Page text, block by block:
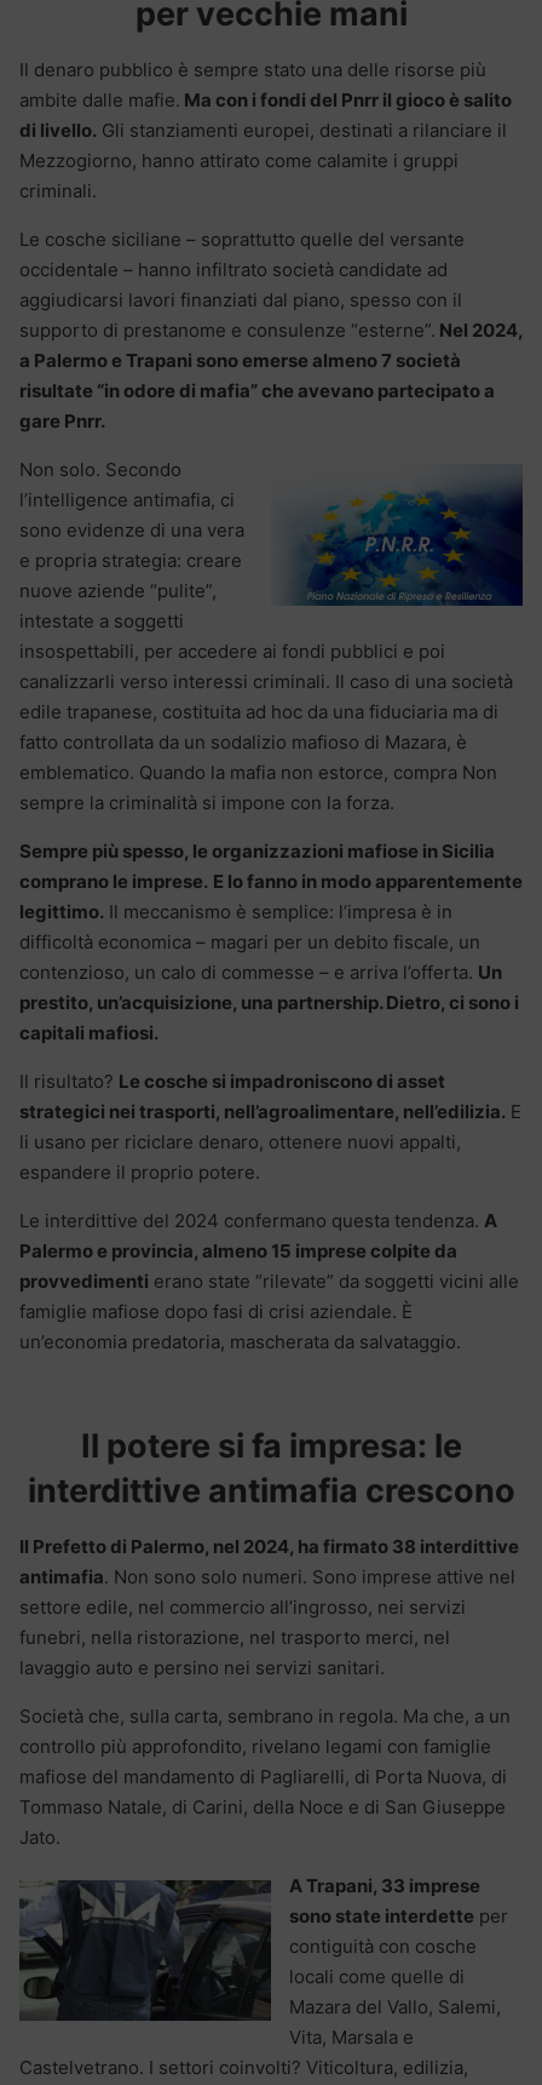
per vecchie mani
Il denaro pubblico è sempre stato una delle risorse più
ambite dalle mafie. Ma con i fondi del Pnrr il gioco è salito
di livello. Gli stanziamenti europei, destinati a rilanciare il
Mezzogiorno, hanno attirato come calamite i gruppi
criminali.
Le cosche siciliane – soprattutto quelle del versante
occidentale – hanno infiltrato società candidate ad
aggiudicarsi lavori finanziati dal piano, spesso con il
supporto di prestanome e consulenze “esterne”. Nel 2024,
a Palermo e Trapani sono emerse almeno 7 società
risultate “in odore di mafia” che avevano partecipato a
gare Pnrr.
Non solo. Secondo
l’intelligence antimafia, ci
sono evidenze di una vera
e propria strategia: creare
nuove aziende “pulite”,
intestate a soggetti
insospettabili, per accedere ai fondi pubblici e poi
canalizzarli verso interessi criminali. Il caso di una società
edile trapanese, costituita ad hoc da una fiduciaria ma di
fatto controllata da un sodalizio mafioso di Mazara, è
emblematico. Quando la mafia non estorce, compra Non
sempre la criminalità si impone con la forza.
Sempre più spesso, le organizzazioni mafiose in Sicilia
comprano le imprese. E lo fanno in modo apparentemente
legittimo. Il meccanismo è semplice: l’impresa è in
difficoltà economica – magari per un debito fiscale, un
contenzioso, un calo di commesse – e arriva l’offerta. Un
prestito, un’acquisizione, una partnership. Dietro, ci sono i
capitali mafiosi.
Il risultato? Le cosche si impadroniscono di asset
strategici nei trasporti, nell’agroalimentare, nell’edilizia. E
li usano per riciclare denaro, ottenere nuovi appalti,
espandere il proprio potere.
Le interdittive del 2024 confermano questa tendenza. A
Palermo e provincia, almeno 15 imprese colpite da
provvedimenti erano state “rilevate” da soggetti vicini alle
famiglie mafiose dopo fasi di crisi aziendale. È
un’economia predatoria, mascherata da salvataggio.
Il potere si fa impresa: le
interdittive antimafia crescono
Il Prefetto di Palermo, nel 2024, ha firmato 38 interdittive
antimafia. Non sono solo numeri. Sono imprese attive nel
settore edile, nel commercio all’ingrosso, nei servizi
funebri, nella ristorazione, nel trasporto merci, nel
lavaggio auto e persino nei servizi sanitari.
Società che, sulla carta, sembrano in regola. Ma che, a un
controllo più approfondito, rivelano legami con famiglie
mafiose del mandamento di Pagliarelli, di Porta Nuova, di
Tommaso Natale, di Carini, della Noce e di San Giuseppe
Jato.
A Trapani, 33 imprese
sono state interdette per
contiguità con cosche
locali come quelle di
Mazara del Vallo, Salemi,
Vita, Marsala e
Castelvetrano. I settori coinvolti? Viticoltura, edilizia,